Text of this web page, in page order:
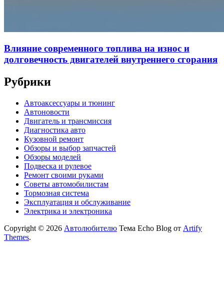
Влияние современного топлива на износ и
долговечность двигателей внутреннего сгорания
Рубрики
Автоаксессуары и тюнинг
Автоновости
Двигатель и трансмиссия
Диагностика авто
Кузовной ремонт
Обзоры и выбор запчастей
Обзоры моделей
Подвеска и рулевое
Ремонт своими руками
Советы автомобилистам
Тормозная система
Эксплуатация и обслуживание
Электрика и электроника
Copyright © 2026 Автолюбителю Тема Echo Blog от Artify
Themes.